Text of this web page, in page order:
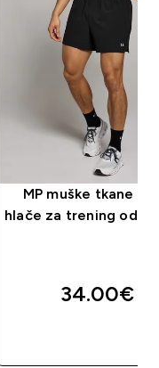
MP muške tkane
hlače za trening od 5"
34.00€‎